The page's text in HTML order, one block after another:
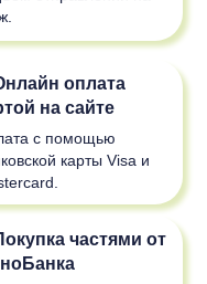
оплата
на сайте
с помощью
карты Visa и
частями от